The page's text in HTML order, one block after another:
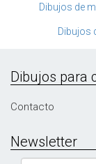
Dibujos de
Dibujos
Dibujos para
Contacto
Newsletter